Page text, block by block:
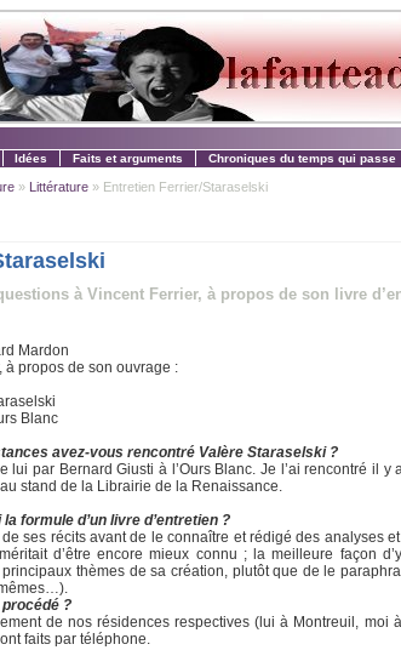
Idées Faits et arguments Chroniques du temps qui passe
» Littérature» Entretien Ferrier/Staraselski
à Vincent Ferrier, à propos de son livre
Mardon
à propos de son ouvrage :
Blanc
avez-vous rencontré Valère Staraselski ?
lui par Bernard Giusti à l’Ours Blanc. Je l’ai rencontré il
stand de la Librairie de la Renaissance.
formule d’un livre d’entretien ?
ses récits avant de le connaître et rédigé des analyses
d’être encore mieux connu ; la meilleure façon
thèmes de sa création, plutôt que de le
?
de nos résidences respectives (lui à Montreuil,
faits par téléphone.